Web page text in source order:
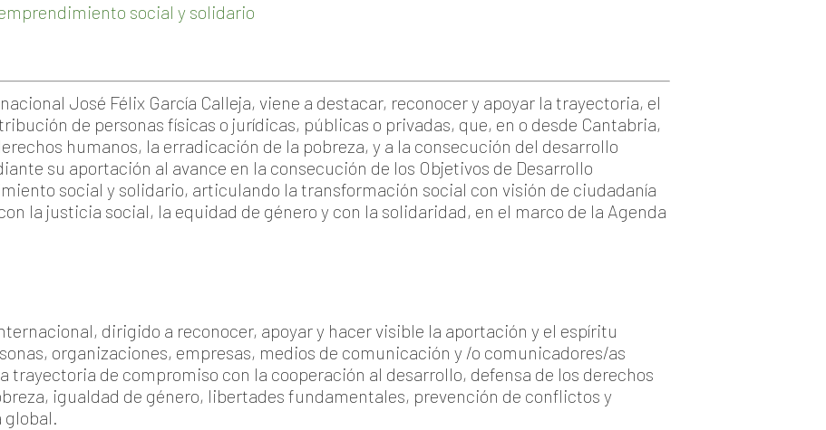
social y solidario
José Félix García Calleja, viene a destacar, reconocer y apoyar la trayectoria, el
de personas físicas o jurídicas, públicas o privadas, que, en o desde Cantabria,
humanos, la erradicación de la pobreza, y a la consecución del desarrollo
su aportación al avance en la consecución de los Objetivos de Desarrollo
social y solidario, articulando la transformación social con visión de ciudadanía
la justicia social, la equidad de género y con la solidaridad, en el marco de la Agenda
dirigido a reconocer, apoyar y hacer visible la aportación y el espíritu
organizaciones, empresas, medios de comunicación y /o comunicadores/as
trayectoria de compromiso con la cooperación al desarrollo, defensa de los derechos
igualdad de género, libertades fundamentales, prevención de conflictos y
global.